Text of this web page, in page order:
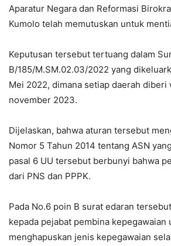
Aparatur Negara dan Reformasi
Kumolo telah memutuskan untuk
Keputusan tersebut tertuang dalam
B/185/M.SM.02.03/2022 yang
Mei 2022, dimana setiap daerah diberi
november 2023.
Dijelaskan, bahwa aturan tersebut
Nomor 5 Tahun 2014 tentang ASN
pasal 6 UU tersebut berbunyi bahwa
dari PNS dan PPPK.
Pada No.6 poin B surat edaran
kepada pejabat pembina kepegawaian
menghapuskan jenis kepegawaian